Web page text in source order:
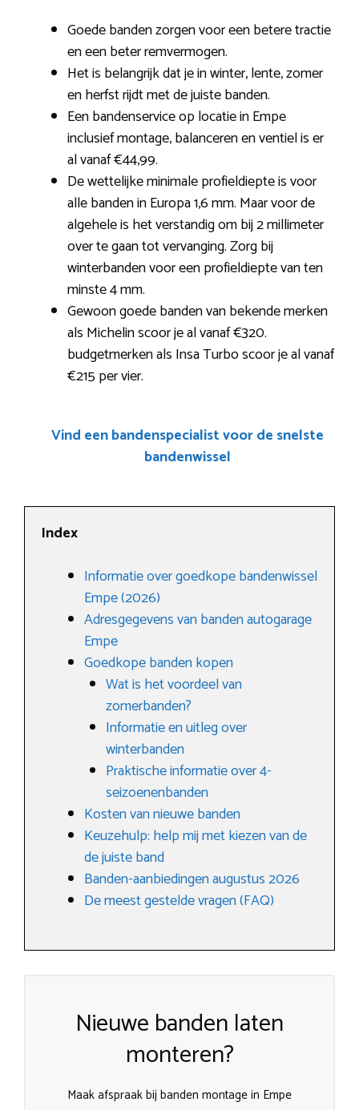
Goede banden zorgen voor een betere tractie
en een beter remvermogen.
Het is belangrijk dat je in winter, lente, zomer
en herfst rijdt met de juiste banden.
Een bandenservice op locatie in Empe
inclusief montage, balanceren en ventiel is er
al vanaf €44,99.
De wettelijke minimale profieldiepte is voor
alle banden in Europa 1,6 mm. Maar voor de
algehele is het verstandig om bij 2 millimeter
over te gaan tot vervanging. Zorg bij
winterbanden voor een profieldiepte van ten
minste 4 mm.
Gewoon goede banden van bekende merken
als Michelin scoor je al vanaf €320.
budgetmerken als Insa Turbo scoor je al vanaf
€215 per vier.
Vind een bandenspecialist voor de snelste
bandenwissel
Index
Informatie over goedkope bandenwissel
Empe (2026)
Adresgegevens van banden autogarage
Empe
Goedkope banden kopen
Wat is het voordeel van
zomerbanden?
Informatie en uitleg over
winterbanden
Praktische informatie over 4-
seizoenenbanden
Kosten van nieuwe banden
Keuzehulp: help mij met kiezen van de
de juiste band
Banden-aanbiedingen augustus 2026
De meest gestelde vragen (FAQ)
Nieuwe banden laten
monteren?
Maak afspraak bij banden montage in Empe